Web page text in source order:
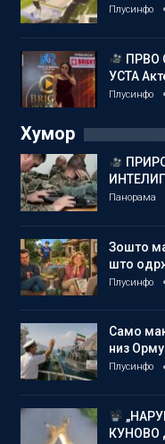
Плусинфо
ПРВО
УСТА
Плусинфо
Хумор
Панорама
Зошто
што
Плусинфо
Само
низ
Плусинфо
КУНОВО